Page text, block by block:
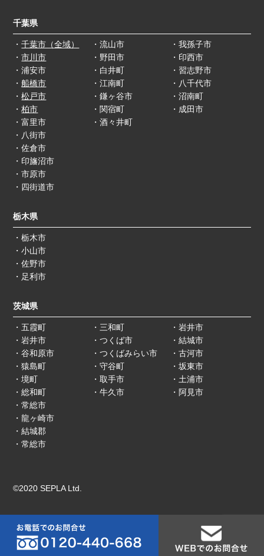
千葉県
・千葉市（全域）
・市川市
・浦安市
・船橋市
・松戸市
・柏市
・流山市
・野田市
・白井町
・江南町
・鎌ヶ谷市
・関宿町
・我孫子市
・印西市
・習志野市
・八千代市
・沼南町
・成田市
・富里市
・八街市
・佐倉市
・印旛沼市
・市原市
・四街道市
・酒々井町
栃木県
・栃木市
・小山市
・佐野市
・足利市
茨城県
・五霞町
・岩井市
・谷和原市
・猿島町
・境町
・総和町
・三和町
・つくば市
・つくばみらい市
・守谷町
・取手市
・牛久市
・岩井市
・結城市
・古河市
・坂東市
・土浦市
・阿見市
・常総市
・龍ヶ崎市
・結城郡
・常総市
©2020 SEPLA Ltd.